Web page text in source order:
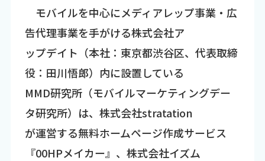
モバイルを中心にメディアレップ事業・広
告代理事業を手がける株式会社ア
ップデイト（本社：東京都渋谷区、代表取締
役：田川悟郎）内に設置している
MMD研究所（モバイルマーケティングデー
タ研究所）は、株式会社stratation
が運営する無料ホームページ作成サービス
『00HPメイカー』、株式会社イズム